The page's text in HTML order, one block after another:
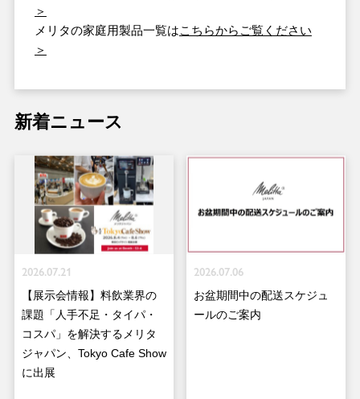
＞
メリタの家庭用製品一覧はこちらからご覧ください
＞
新着ニュース
2026.07.21
【展示会情報】料飲業界の
課題「人手不足・タイパ・
コスパ」を解決するメリタ
ジャパン、Tokyo Cafe Show
に出展
2026.07.06
お盆期間中の配送スケジュ
ールのご案内